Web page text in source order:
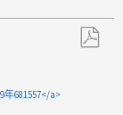
年681557</a>